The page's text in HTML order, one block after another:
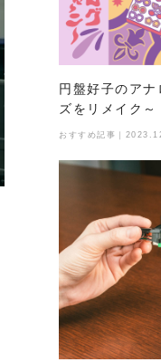
円盤好子のアナ
ズをリメイク～
おすすめ記事｜